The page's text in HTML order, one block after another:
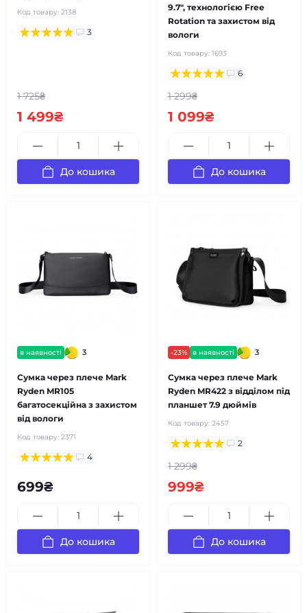
Код товару: 2138
3
1 725₴
1 499₴
До кошика
9.7", технологією Free
Rotation та захистом від
вологи
Код товару: 1693
6
1 299₴
1 099₴
До кошика
в наявності 3
Сумка через плече Mark
Ryden MR105
багатосекційна з захистом
від вологи
Код товару: 2371
4
699₴
До кошика
-23% в наявності 3
Сумка через плече Mark
Ryden MR422 з відділом під
планшет 7.9 дюймів
Код товару: 2457
2
1 299₴
999₴
До кошика